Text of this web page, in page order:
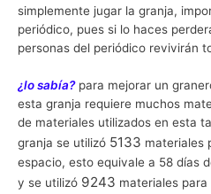
simplemente jugar la granja,
periódico, pues si lo haces
personas del periódico revivirán
¿lo sabía?para mejorar un
esta granja requiere muchos
de materiales utilizados en esta
granja se utilizó 5133 materiales
espacio, esto equivale a 58 días
y se utilizó 9243 materiales